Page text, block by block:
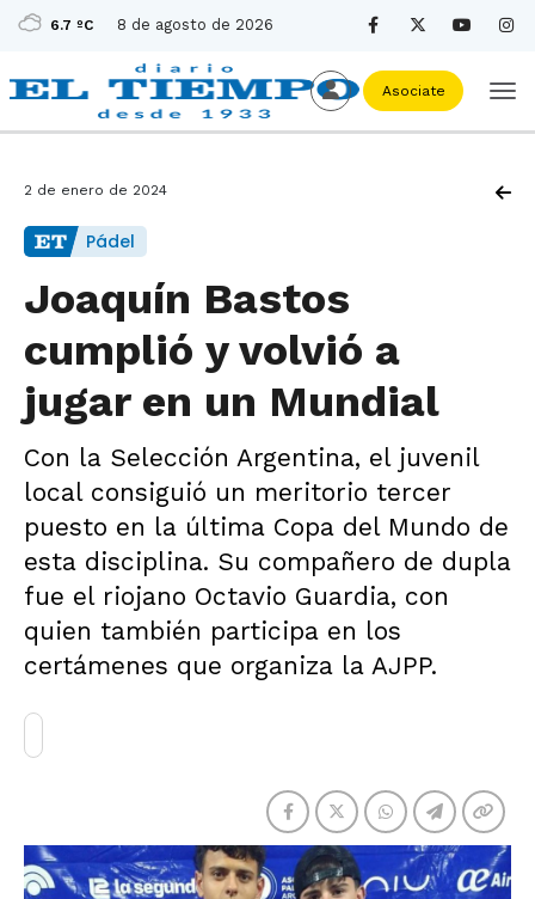
6.7 ºC 8 de agosto de 2026
Asociate
2 de enero de 2024
Pádel
Joaquín Bastos
cumplió y volvió a
jugar en un Mundial
Con la Selección Argentina, el juvenil
local consiguió un meritorio tercer
puesto en la última Copa del Mundo de
esta disciplina. Su compañero de dupla
fue el riojano Octavio Guardia, con
quien también participa en los
certámenes que organiza la AJPP.